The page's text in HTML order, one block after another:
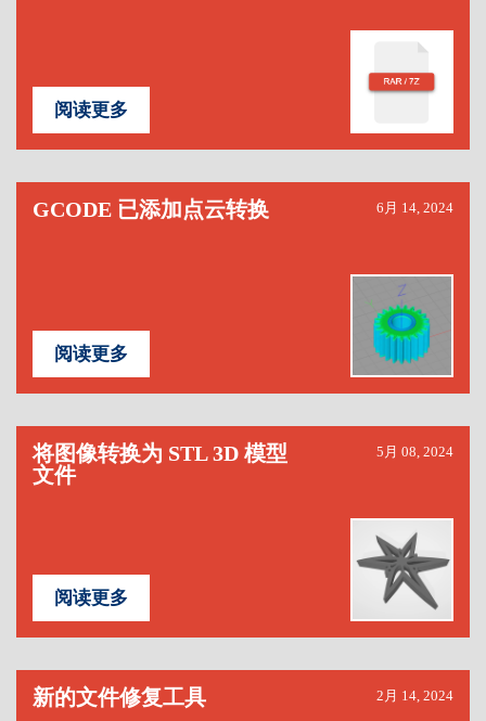
阅读更多
GCODE 已添加点云转换 6月 14, 2024
阅读更多
将图像转换为 STL 3D 模型
文件
5月 08, 2024
阅读更多
新的文件修复工具 2月 14, 2024